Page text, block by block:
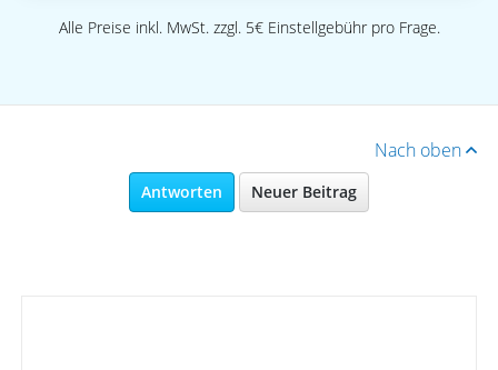
Alle Preise inkl. MwSt. zzgl. 5€ Einstellgebühr pro Frage.
Nach oben
Antworten Neuer Beitrag